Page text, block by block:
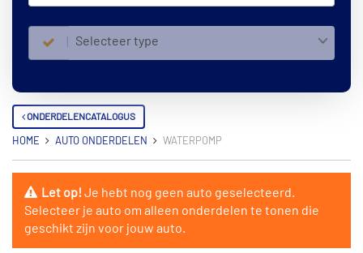
Selecteer type
ONDERDELENCATALOGUS
HOME AUTO ONDERDELEN WATERPOMP
Let op!Je hebt nog geen auto geselecteerd.
Selecteer je auto om alleen onderdelen te tonen die
geschikt zijn voor jouw auto.